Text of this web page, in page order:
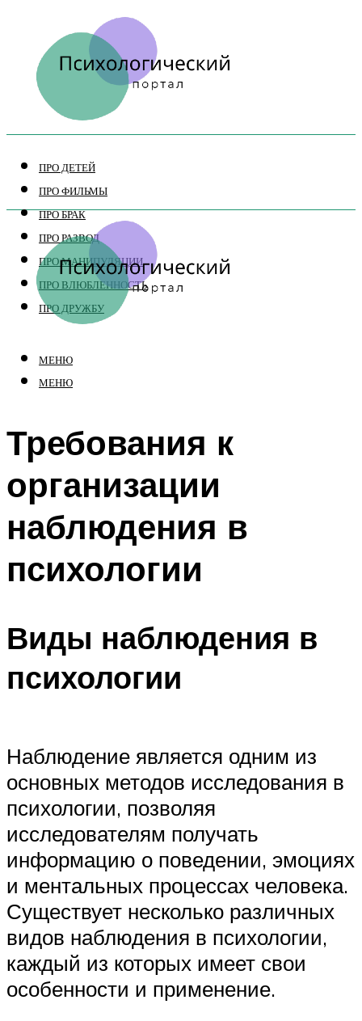
ПРО ДЕТЕЙ
ПРО ФИЛЬМЫ
ПРО БРАК
ПРО РАЗВОД
ПРО МАНИПУЛЯЦИИ
ПРО ВЛЮБЛЕННОСТЬ
ПРО ДРУЖБУ
МЕНЮ
МЕНЮ
Требования к
организации
наблюдения в
психологии
Виды наблюдения в
психологии
Наблюдение является одним из
основных методов исследования в
психологии, позволяя
исследователям получать
информацию о поведении, эмоциях
и ментальных процессах человека.
Существует несколько различных
видов наблюдения в психологии,
каждый из которых имеет свои
особенности и применение.